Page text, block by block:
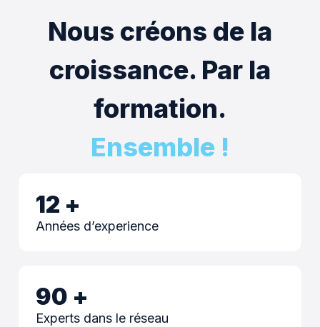
Nous créons de la
croissance. Par la
formation.
Ensemble !
Années d’experience
12 +
Experts dans le réseau
90 +